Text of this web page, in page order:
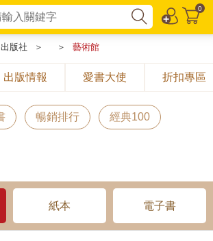
0
出版社 ＞ ＞ 藝術館
出版情報 愛書大使 折扣專區
暢銷排行 經典100
紙本 電子書